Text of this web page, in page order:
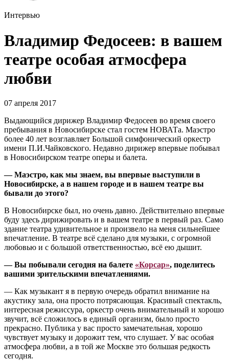
Интервью
Владимир Федосеев: в вашем
театре особая атмосфера
любви
07 апреля 2017
Выдающийся дирижер Владимир Федосеев во время своего
пребывания в Новосибирске стал гостем НОВАТа. Маэстро
более 40 лет возглавляет Большой симфонический оркестр
имени П.И.Чайковского. Недавно дирижер впервые побывал
в Новосибирском театре оперы и балета.
— Маэстро, как мы знаем, вы впервые выступили в
Новосибирске, а в нашем городе и в нашем театре вы
бывали до этого?
В Новосибирске был, но очень давно. Действительно впервые
буду здесь дирижировать и в вашем театре в первый раз. Само
здание театра удивительное и произвело на меня сильнейшее
впечатление. В театре всё сделано для музыки, с огромной
любовью и с большой ответственностью, всё ею дышит.
— Вы побывали сегодня на балете «Корсар», поделитесь
вашими зрительскими впечатлениями.
— Как музыкант я в первую очередь обратил внимание на
акустику зала, она просто потрясающая. Красивый спектакль,
интересная режиссура, оркестр очень внимательный и хорошо
звучит, всё сложилось в единый организм, было просто
прекрасно. Публика у вас просто замечательная, хорошо
чувствует музыку и дорожит тем, что слушает. У вас особая
атмосфера любви, а в той же Москве это большая редкость
сегодня.